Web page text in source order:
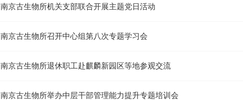
南京古生物所机关支部联合开展主题党日活动
南京古生物所召开中心组第八次专题学习会
南京古生物所退休职工赴麒麟新园区等地参观交流
南京古生物所举办中层干部管理能力提升专题培训会